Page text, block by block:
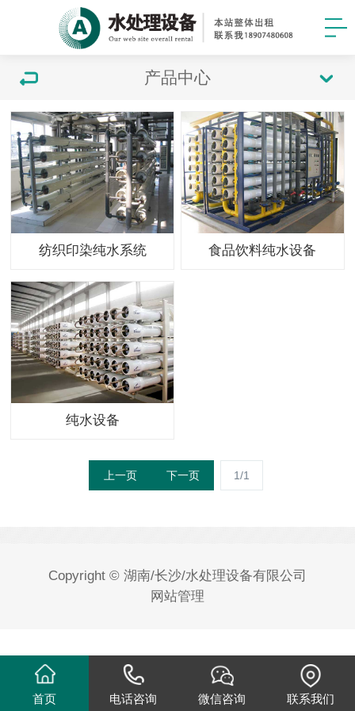
产品中心
纺织印染纯水系统 食品饮料纯水设备
纯水设备
上一页 下一页 1/1
Copyright © 湖南/长沙/水处理设备有限公司
网站管理
首页 电话咨询 微信咨询 联系我们